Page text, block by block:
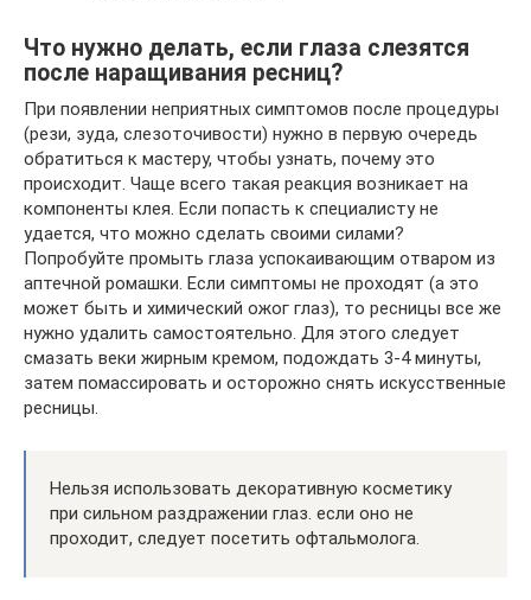
Что нужно делать, если глаза слезятся
после наращивания ресниц?
При появлении неприятных симптомов после процедуры
(рези, зуда, слезоточивости) нужно в первую очередь
обратиться к мастеру, чтобы узнать, почему это
происходит. Чаще всего такая реакция возникает на
компоненты клея. Если попасть к специалисту не
удается, что можно сделать своими силами?
Попробуйте промыть глаза успокаивающим отваром из
аптечной ромашки. Если симптомы не проходят (а это
может быть и химический ожог глаз), то ресницы все же
нужно удалить самостоятельно. Для этого следует
смазать веки жирным кремом, подождать 3-4 минуты,
затем помассировать и осторожно снять искусственные
ресницы.
Нельзя использовать декоративную косметику
при сильном раздражении глаз. если оно не
проходит, следует посетить офтальмолога.